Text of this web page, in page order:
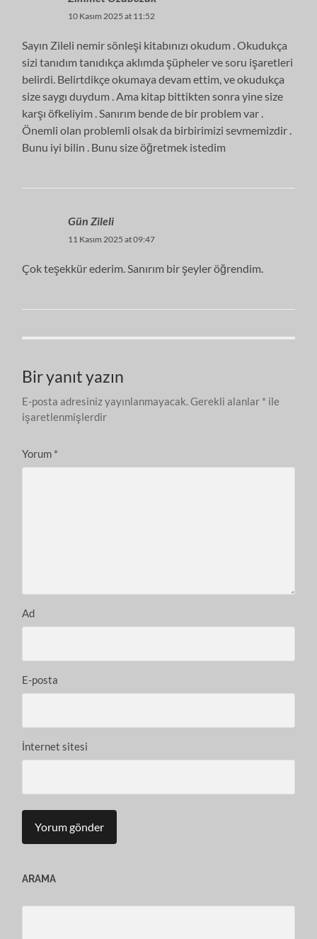
10 Kasım 2025 at 11:52
Sayın Zileli nemir sönleşi kitabınızı okudum . Okudukça
sizi tanıdım tanıdıkça aklımda şüpheler ve soru işaretleri
belirdi. Belirtdikçe okumaya devam ettim, ve okudukça
size saygı duydum . Ama kitap bittikten sonra yine size
karşı öfkeliyim . Sanırım bende de bir problem var .
Önemli olan problemli olsak da birbirimizi sevmemizdir .
Bunu iyi bilin . Bunu size öğretmek istedim
Gün Zileli
11 Kasım 2025 at 09:47
Çok teşekkür ederim. Sanırım bir şeyler öğrendim.
Bir yanıt yazın
E-posta adresiniz yayınlanmayacak. Gerekli alanlar * ile
işaretlenmişlerdir
Yorum *
Ad
E-posta
İnternet sitesi
ARAMA